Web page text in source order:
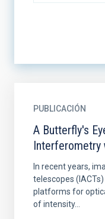
PUBLICACIÓN
A Butterfly's
Interferometry
In recent years,
telescopes
platforms for
of intensity...